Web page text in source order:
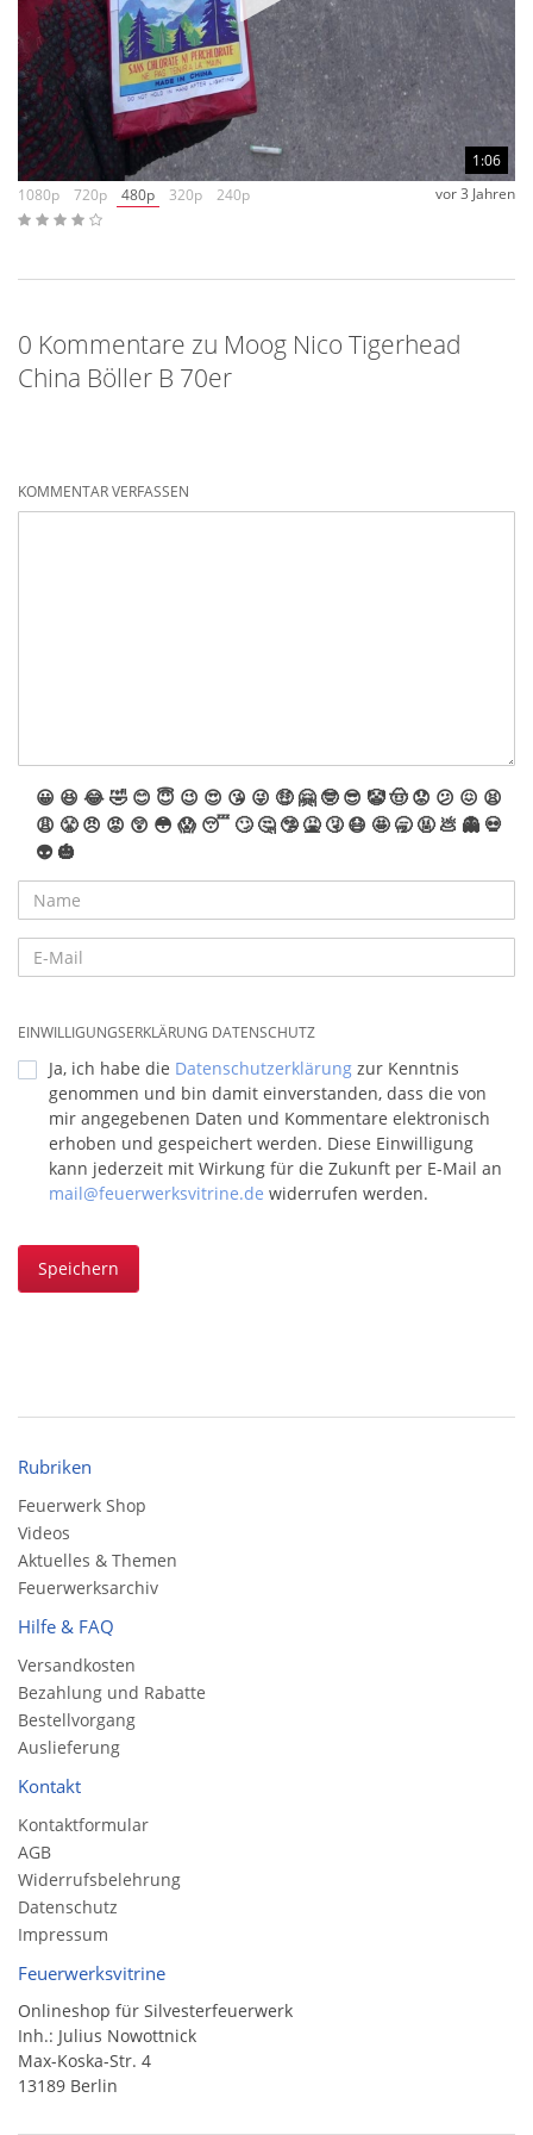
Beschreibungen haben oft noch Bezug zu dein Effekten, die
hier aber definitiv nicht mehr gegeben sind. Sollten sich
Artikel in der Lieferung befinden, die nicht wie beschrieben
sind, schreiben Sie uns.
1:06
1080p
720p 480p 320p 240p vor 3 Jahren
0 Kommentare zu Moog Nico Tigerhead
China Böller B 70er
KOMMENTAR VERFASSEN
😀 😆 😂🤣 😊 😇 😉 😍 😘 😜 🤑 🤗 🤓 😎 🤡🤠 😟 😕 😖 😫
😩 😤 😠 😡 😲 😳 😱 😴 🙄 🤔 🤥 🤮 🤧 😷 🤩 🥱 🤬 💩 👻 💀
👽 🎃
EINWILLIGUNGSERKLÄRUNG DATENSCHUTZ
Ja, ich habe die Datenschutzerklärung zur Kenntnis
genommen und bin damit einverstanden, dass die von
mir angegebenen Daten und Kommentare elektronisch
erhoben und gespeichert werden. Diese Einwilligung
kann jederzeit mit Wirkung für die Zukunft per E-Mail an
mail@feuerwerksvitrine.de widerrufen werden.
Speichern
Rubriken
Feuerwerk Shop
Videos
Aktuelles & Themen
Feuerwerksarchiv
Hilfe & FAQ
Versandkosten
Bezahlung und Rabatte
Bestellvorgang
Auslieferung
Kontakt
Kontaktformular
AGB
Widerrufsbelehrung
Datenschutz
Impressum
Feuerwerksvitrine
Onlineshop für Silvesterfeuerwerk
Inh.: Julius Nowottnick
Max-Koska-Str. 4
13189 Berlin